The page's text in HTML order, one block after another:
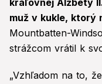
kráľovnej Alžbety
muž v kukle, ktorý
Mountbatten-
strážcom vrátil k
„Vzhľadom na to,